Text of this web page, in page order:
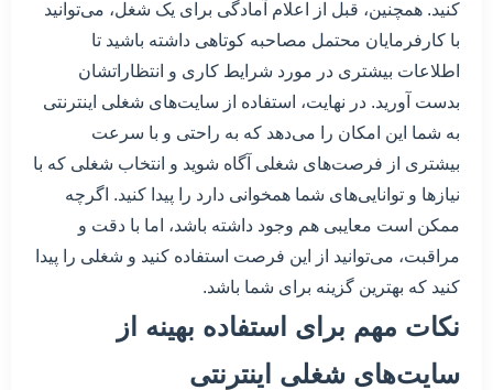
کنید. همچنین، قبل از اعلام آمادگی برای یک شغل، می‌توانید
با کارفرمایان محتمل مصاحبه کوتاهی داشته باشید تا
اطلاعات بیشتری در مورد شرایط کاری و انتظاراتشان
بدست آورید. در نهایت، استفاده از سایت‌های شغلی اینترنتی
به شما این امکان را می‌دهد که به راحتی و با سرعت
بیشتری از فرصت‌های شغلی آگاه شوید و انتخاب شغلی که با
نیازها و توانایی‌های شما همخوانی دارد را پیدا کنید. اگرچه
ممکن است معایبی هم وجود داشته باشد، اما با دقت و
مراقبت، می‌توانید از این فرصت استفاده کنید و شغلی را پیدا
کنید که بهترین گزینه برای شما باشد.
نکات مهم برای استفاده بهینه از
سایت‌های شغلی اینترنتی